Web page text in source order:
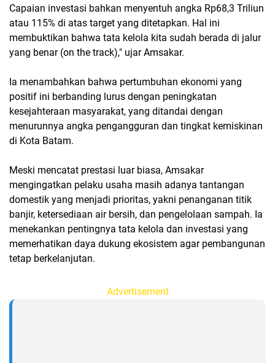
Capaian investasi bahkan menyentuh angka Rp68,3 Triliun
atau 115% di atas target yang ditetapkan. Hal ini
membuktikan bahwa tata kelola kita sudah berada di jalur
yang benar (on the track)," ujar Amsakar.
Ia menambahkan bahwa pertumbuhan ekonomi yang
positif ini berbanding lurus dengan peningkatan
kesejahteraan masyarakat, yang ditandai dengan
menurunnya angka pengangguran dan tingkat kemiskinan
di Kota Batam.
Meski mencatat prestasi luar biasa, Amsakar
mengingatkan pelaku usaha masih adanya tantangan
domestik yang menjadi prioritas, yakni penanganan titik
banjir, ketersediaan air bersih, dan pengelolaan sampah. Ia
menekankan pentingnya tata kelola dan investasi yang
memerhatikan daya dukung ekosistem agar pembangunan
tetap berkelanjutan.
Advertisement